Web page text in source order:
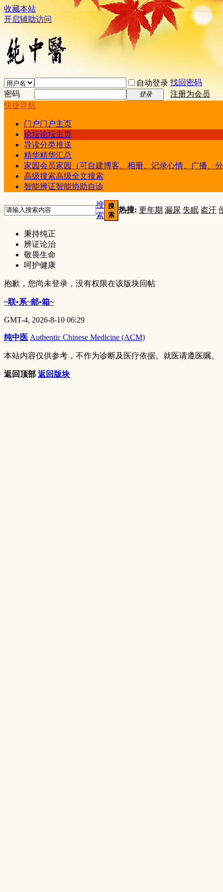
收藏本站
开启辅助访问
自动登录 找回密码
密码
登录
注册为会员
快捷导航
门户门户主页
论坛论坛主页
导读分类推送
精华精华汇总
家园会员家园（可自建博客、相册、记录心情、广播、
高级搜索高级全文搜索
智能辨证智能协助自诊
搜
索
搜
索
热搜: 更年期 漏尿 失眠 盗汗
秉持纯正
辨证论治
敬畏生命
呵护健康
抱歉，您尚未登录，没有权限在该版块回帖
~联•系~邮•箱~
GMT-4, 2026-8-10 06:29
纯中医 Authentic Chinese Medicine (ACM)
本站内容仅供参考，不作为诊断及医疗依据。就医请遵医嘱。
返回顶部 返回版块